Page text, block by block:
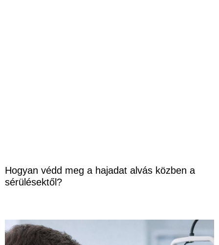
Hogyan védd meg a hajadat alvás közben a
sérülésektől?